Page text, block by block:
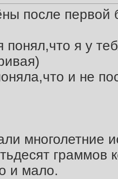
после первой
понял,что я у
и не
многолетние
граммов
и мало.